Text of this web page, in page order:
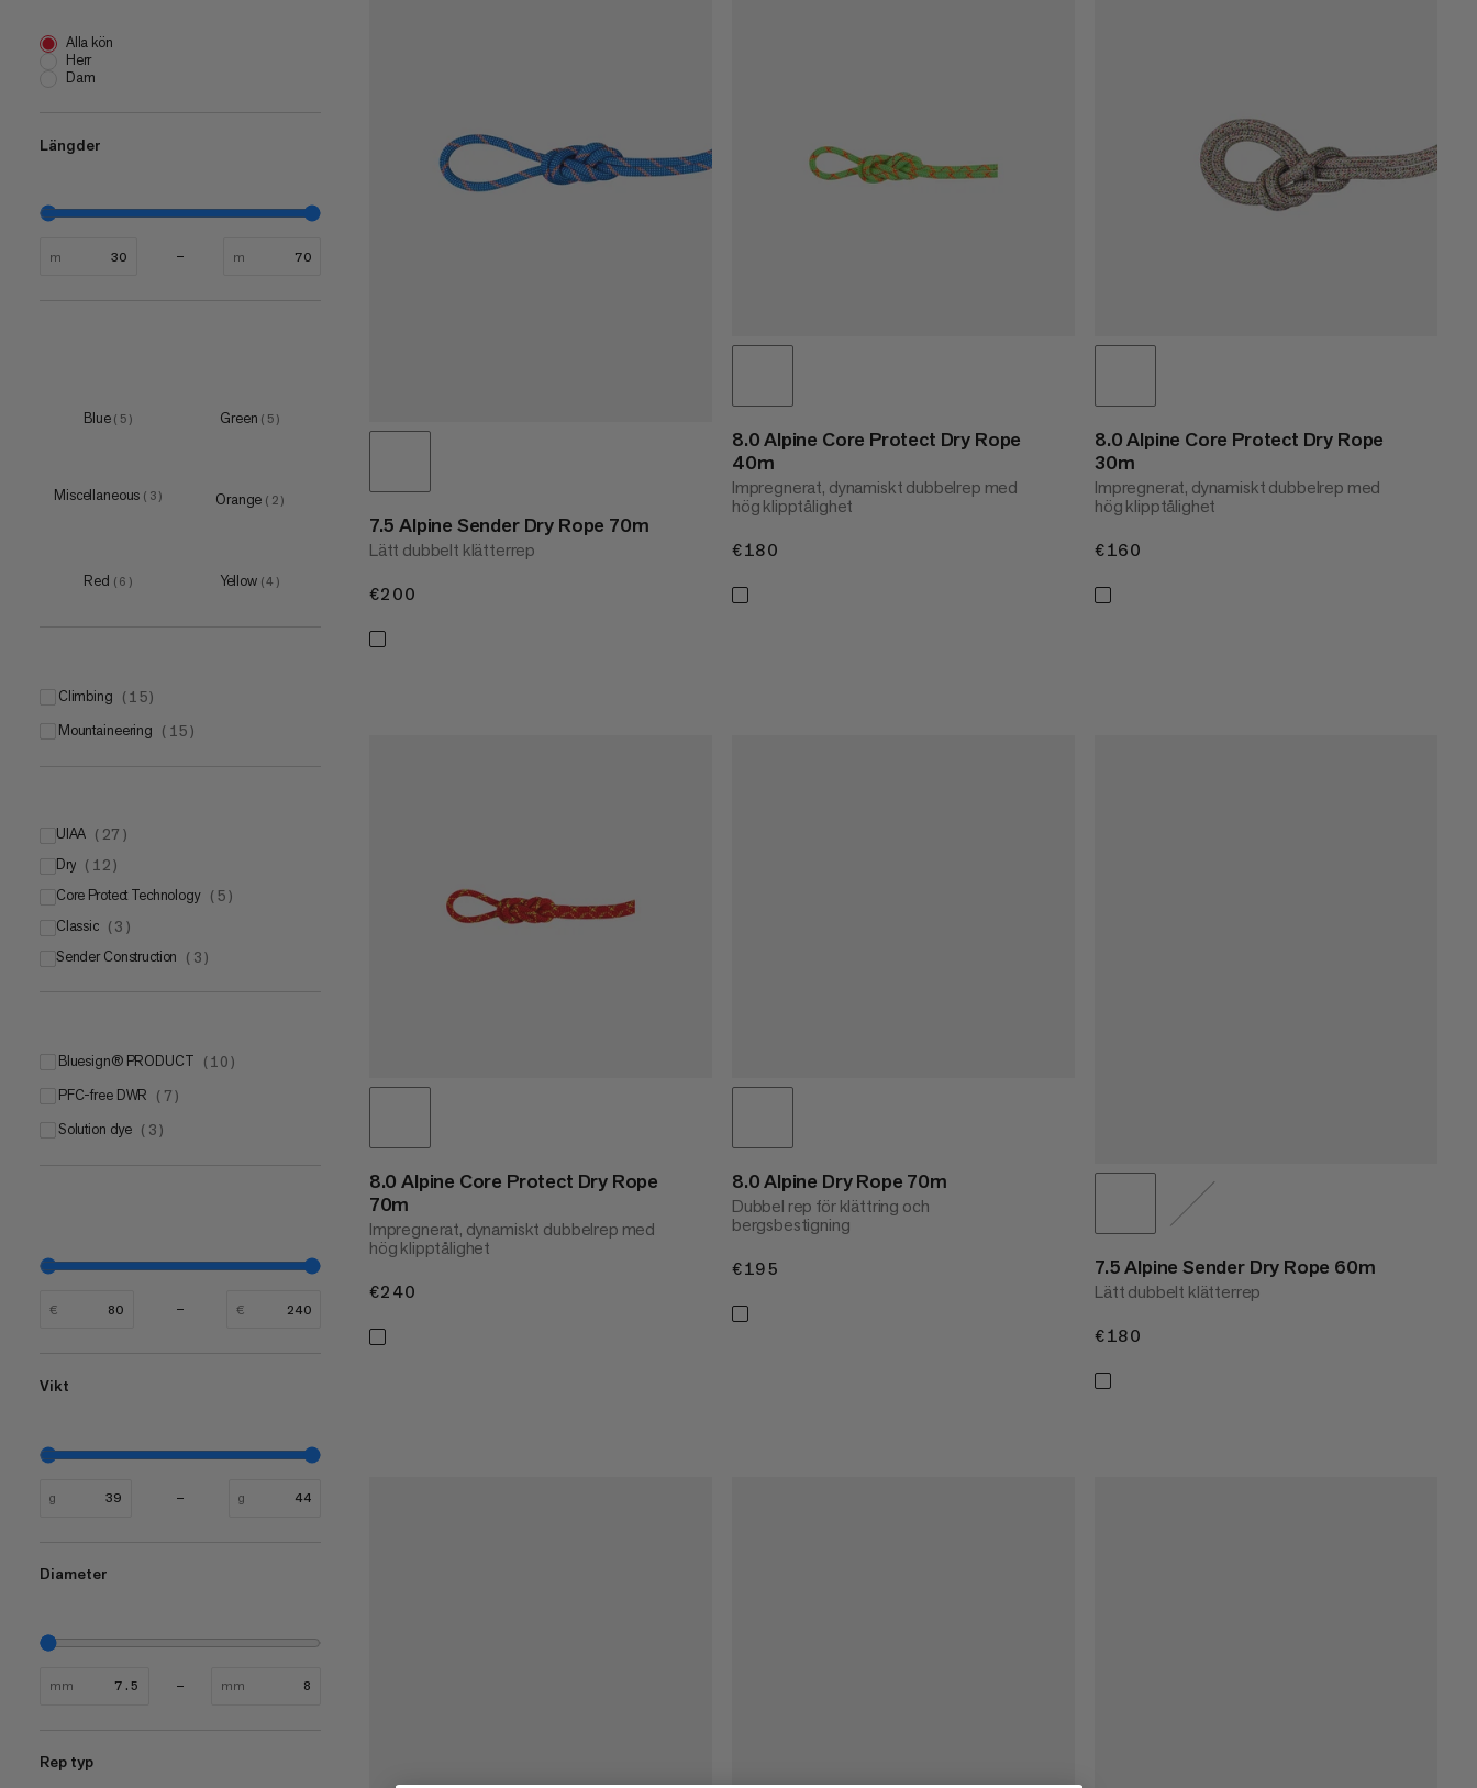
VAD ÄR NYTT
BETYG
Alla kön
Herr
Dam
Längder
m m
Blue ( 5 ) Green ( 5 )
Miscellaneous ( 3 ) Orange ( 2 )
Red ( 6 ) Yellow (4 )
climbing ( 15)
mountaineering ( 15 )
UIAA ( 27 )
UIAA
UIAA Water Repellent ( 12
Dry ( 12 )
Core Protect Technology ( 5 )
Classic ( 3 )
Sender Construction ( 3 )
bluesign® PRODUCT ( 10 )
PFC-free DWR ( 7 )
Solution dye ( 3 )
€ €
Vikt
g g
Diameter
mm mm
Rep typ
7.5 Alpine Sender Dry Rope 70m
Lätt dubbelt klätterrep
€200
8.0 Alpine Core Protect Dry Rope
40m
Impregnerat, dynamiskt dubbelrep med
hög klipptålighet
€180
8.0 Alpine Core Protect Dry Rope
30m
Impregnerat, dynamiskt dubbelrep med
hög klipptålighet
€160
8.0 Alpine Core Protect Dry Rope
70m
Impregnerat, dynamiskt dubbelrep med
hög klipptålighet
€240
8.0 Alpine Dry Rope 70m
Dubbel rep för klättring och
bergsbestigning
€195 7.5 Alpine Sender Dry Rope 60m
Lätt dubbelt klätterrep
€180